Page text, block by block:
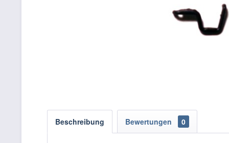
Beschreibung Bewertungen 0